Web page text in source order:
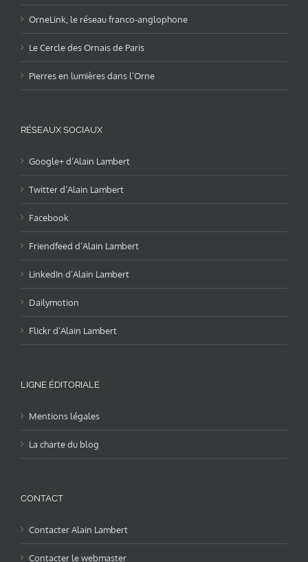
OrneLink, le réseau franco-anglophone
Le Cercle des Ornais de Paris
Pierres en lumières dans l’Orne
RÉSEAUX SOCIAUX
Google+ d’Alain Lambert
Twitter d’Alain Lambert
Facebook
Friendfeed d’Alain Lambert
LinkedIn d’Alain Lambert
Dailymotion
Flickr d’Alain Lambert
LIGNE ÉDITORIALE
Mentions légales
La charte du blog
CONTACT
Contacter Alain Lambert
Contacter le webmaster